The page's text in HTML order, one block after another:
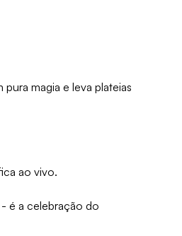
magia e leva plateias
ao vivo.
é a celebração do